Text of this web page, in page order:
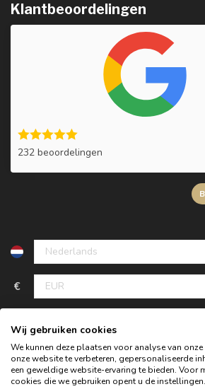
Klantbeoordelingen
232 beoordelingen
€
Wij gebruiken cookies
We kunnen deze plaatsen voor analyse van
onze website te verbeteren, gepersonaliseerde
een geweldige website-ervaring te bieden. Voor
cookies die we gebruiken opent u de instellingen.